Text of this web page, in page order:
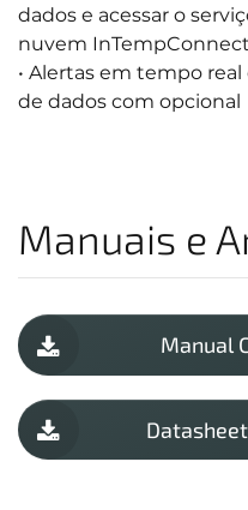
dados e acessar o
nuvem InTempConnect
• Alertas em tempo
de dados com opcional
Manuais e
Manual